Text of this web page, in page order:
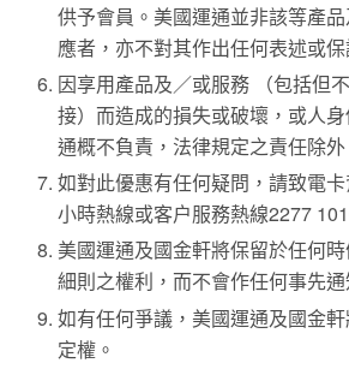
供予會員。美國運通並非該等產
應者，亦不對其作出任何表述或保
因享用產品及／或服務 （包括但
接）而造成的損失或破壞，或人
通概不負責，法律規定之責任除外
如對此優惠有任何疑問，請致電
小時熱線或客户服務熱線2277
美國運通及國金軒將保留於任何
細則之權利，而不會作任何事先通
如有任何爭議，美國運通及國金
定權。